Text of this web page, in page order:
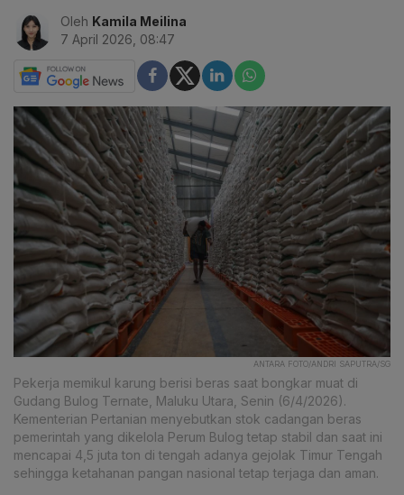
Oleh Kamila Meilina
7 April 2026, 08:47
ANTARA FOTO/ANDRI SAPUTRA/SG
Pekerja memikul karung berisi beras saat bongkar muat di
Gudang Bulog Ternate, Maluku Utara, Senin (6/4/2026).
Kementerian Pertanian menyebutkan stok cadangan beras
pemerintah yang dikelola Perum Bulog tetap stabil dan saat ini
mencapai 4,5 juta ton di tengah adanya gejolak Timur Tengah
sehingga ketahanan pangan nasional tetap terjaga dan aman.